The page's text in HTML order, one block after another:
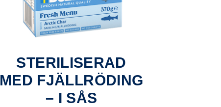
STERILISERAD
MED FJÄLLRÖDING
– I SÅS